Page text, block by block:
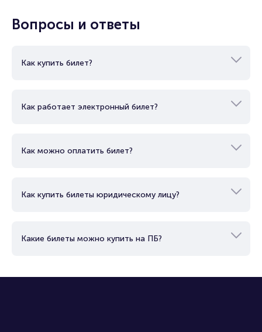
Владеет тенором. Исполняет музыку в
«Вася», затем стал членом коллектива
«Дядюшка Рэй и компания». Работал
на радиостанциях «Рокс» и «Максимум».
Невероятный успех пришел к
начал сольную карьеру в 2006-м году.
Вопросы и ответы
Как купить билет?
Как работает электронный билет?
Как можно оплатить билет?
Как купить билеты юридическому лицу?
Какие билеты можно купить на ПБ?